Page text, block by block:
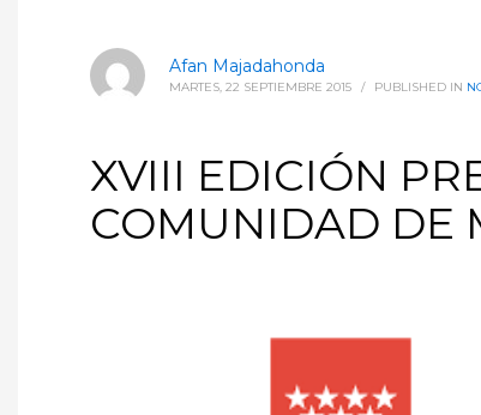
Afan Majadahonda
MARTES, 22 SEPTIEMBRE 2015 / PUBLISHED IN
XVIII EDICIÓN
COMUNIDAD DE